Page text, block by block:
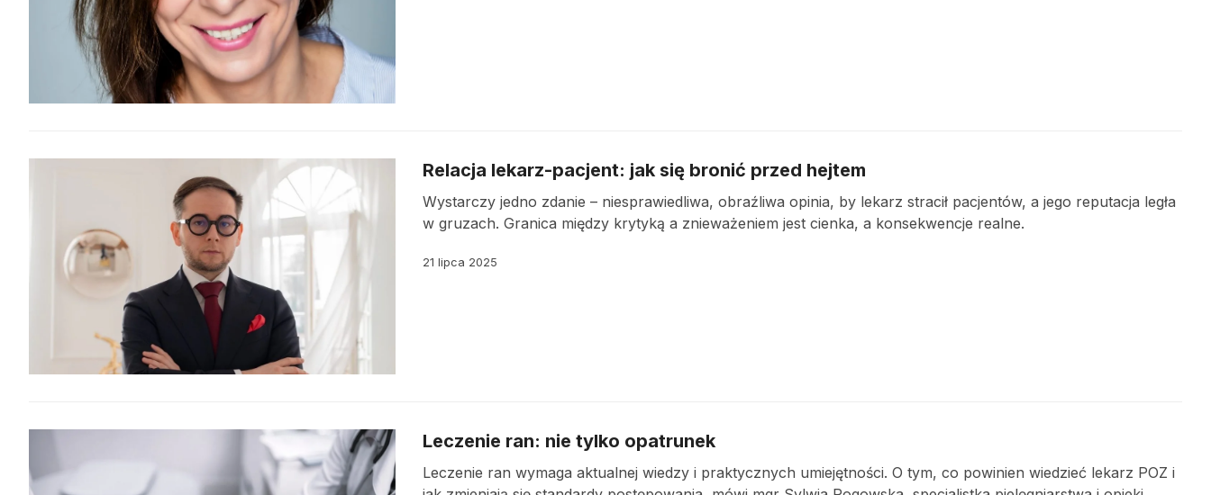
Relacja lekarz-pacjent: jak się bronić przed hejtem
Wystarczy jedno zdanie – niesprawiedliwa, obraźliwa opinia, by lekarz stracił pacjentów, a jego reputacja legła
w gruzach. Granica między krytyką a znieważeniem jest cienka, a konsekwencje realne.
21 lipca 2025
Leczenie ran: nie tylko opatrunek
Leczenie ran wymaga aktualnej wiedzy i praktycznych umiejętności. O tym, co powinien wiedzieć lekarz POZ i